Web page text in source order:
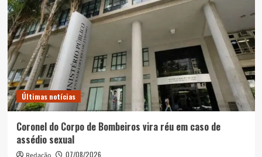
Últimas notícias
Coronel do Corpo de Bombeiros vira réu em caso de
assédio sexual
07/08/2026